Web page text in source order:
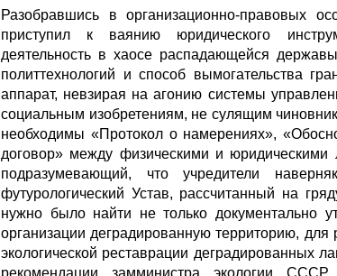
Разобравшись в организационно-правовых
приступил к ваянию юридического
деятельность в хаосе распадающейся
политтехнологий и способ вымогательства
аппарат, невзирая на агонию системы
социальным изобретениям, не сулящим
необходимы «Протокол о намерениях»,
договор» между физическими и
подразумевающий, что учредители
футурологический Устав, рассчитанный на
нужно было найти не только документально
организации деградированную территорию,
экологической реставрации деградированных
рекомендации замминистра экологии